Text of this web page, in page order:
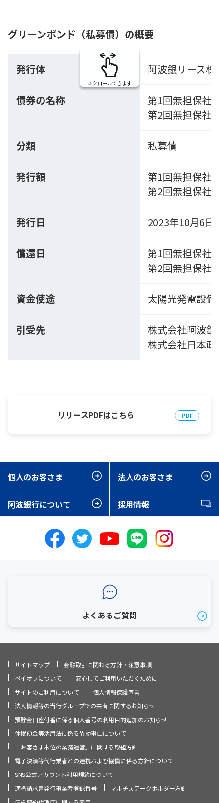
グリーンボンド（私募債）の概要
発行体 阿波銀リース株
債券の名称
第1回無担保社
第2回無担保社
分類 私募債
発行額
第1回無担保社
第2回無担保社
発行日 2023年10月6日
償還日
第1回無担保社
第2回無担保社
資金使途 太陽光発電設
引受先
株式会社阿波銀
株式会社日本
スクロールできます
リリースPDFはこちら
個人のお客さま 法人のお客さま
阿波銀行について 採用情報
よくあるご質問
サイトマップ
金融取引に関わる方針・注意事項
ペイオフについて
安心してご利用いただくために
サイトのご利用について
個人情報保護宣言
法人情報等の当行グループでの共有に関するお知らせ
預貯金口座付番に係る個人番号の利用目的追加のお知らせ
休眠預金等活用法に係る異動事由について
「お客さま本位の業務運営」に関する取組方針
電子決済等代行業者との連携および協働に係る方針について
SNS公式アカウント利用規約について
適格請求書発行事業者登録番号
マルチステークホルダー方針